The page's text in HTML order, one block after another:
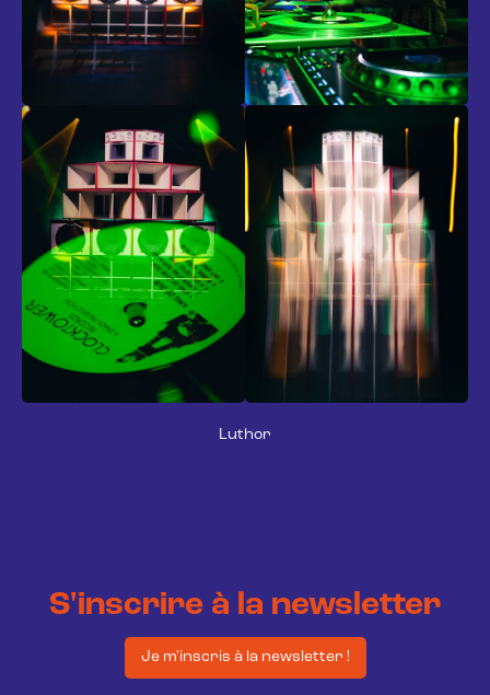
Luthor
S'inscrire à la newsletter
Je m'inscris à la newsletter !